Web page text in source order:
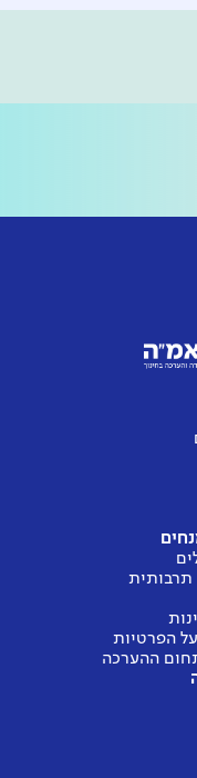
תרבותית
הפרטיות
ההערכה